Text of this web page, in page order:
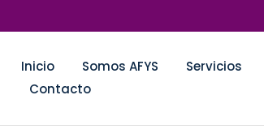
Inicio Somos AFYS Servicios
Contacto